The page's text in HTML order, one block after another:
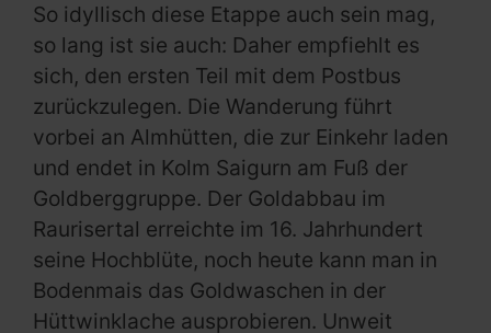
So idyllisch diese Etappe auch sein mag,
so lang ist sie auch: Daher empfiehlt es
sich, den ersten Teil mit dem Postbus
zurückzulegen. Die Wanderung führt
vorbei an Almhütten, die zur Einkehr laden
und endet in Kolm Saigurn am Fuß der
Goldberggruppe. Der Goldabbau im
Raurisertal erreichte im 16. Jahrhundert
seine Hochblüte, noch heute kann man in
Bodenmais das Goldwaschen in der
Hüttwinklache ausprobieren. Unweit